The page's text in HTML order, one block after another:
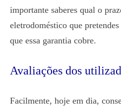
importante saberes qual o
eletrodoméstico que
que essa garantia cobre.
Avaliações dos
Facilmente, hoje em dia,